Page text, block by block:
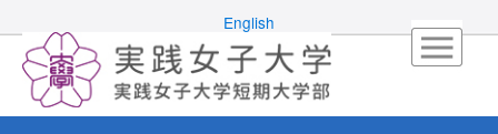
English